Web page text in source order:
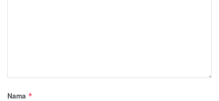
Nama *